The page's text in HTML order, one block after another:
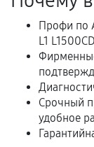
срока.
Если
Профи по
L1
Срочный
удобное